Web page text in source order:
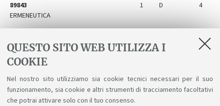
QUESTO SITO WEB UTILIZZA I
COOKIE
Nel nostro sito utilizziamo sia cookie tecnici necessari per il suo
funzionamento, sia cookie e altri strumenti di tracciamento facoltativi
che potrai attivare solo con il tuo consenso.
89843
ERMENEUTICA
1 D 4
FILOSOFIA MORALE
00399
FILOSOFIA TEORETICA
00961
STORIA DELLA FILOSOFIA
2